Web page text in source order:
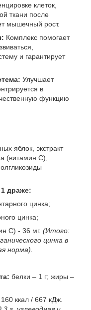
клеток,
ткани после
мышечный рост.
Комплекс помогает
и гарантирует
Улучшает
в
функцию
яблок, экстракт
(витамин С),
драже:
цинка;
цинка;
С) - 36 мг. (Итого:
цинка в
норма).
белки – 1 г; жиры –
160 ккал / 667 кДж.